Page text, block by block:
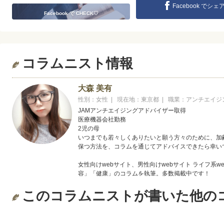
Facebook で CHECK♡
Facebook でシェ
コラムニスト情報
大森 美有
性別：女性 | 現在地：東京都 | 職業：アンチエイジ
JAMアンチエイジングアドバイザー取得
医療機器会社勤務
2児の母
いつまでも若々しくありたいと願う方々のために、
保つ方法を、コラムを通じてアドバイスできたら幸い
女性向けwebサイト、男性向けwebサイト ライフ系
容」「健康」のコラムを執筆。多数掲載中です！
http://ameblo.jp/miyuohmori/
このコラムニストが書いた他の